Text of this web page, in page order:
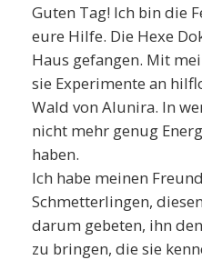
Guten Tag! Ich bin die
eure Hilfe. Die Hexe
Haus gefangen. Mit
sie Experimente an
Wald von Alunira. In
nicht mehr genug
haben.
Ich habe meinen
Schmetterlingen,
darum gebeten, ihn
zu bringen, die sie